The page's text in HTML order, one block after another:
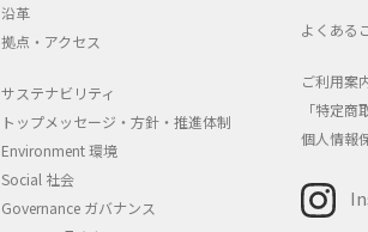
沿革
拠点・アクセス
サステナビリティ
トップメッセージ・方針・推進体制
Environment 環境
Social 社会
Governance ガバナンス
よくある
ご利用案
「特定
個人情報